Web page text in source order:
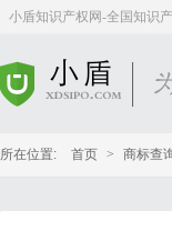
小盾知识产权网-全国知识
所在位置: 首页 > 商标查